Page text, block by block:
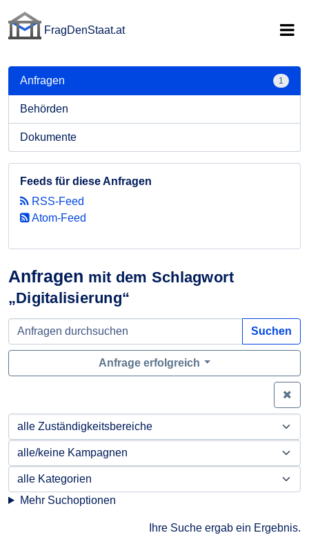
FragDenStaat.at
Anfragen mit dem Schlagwort
„Digitalisierung“
Suchen
Anfrage erfolgreich
Mehr Suchoptionen
Ihre Suche ergab ein Ergebnis.
Anfragen 1
Behörden
Dokumente
Feeds für diese Anfragen
RSS-Feed
Atom-Feed